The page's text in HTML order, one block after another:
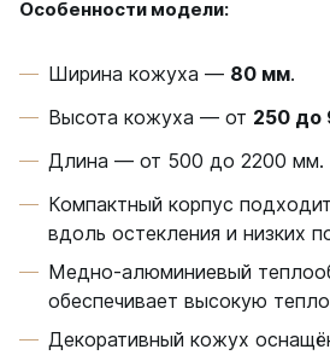
Quadrum 30 H
Quadrum 40 H
Quadrum 50 H
Quadrum 50 V
Quadrum 60 V
Quadrum NEO
Quadrum Neo 50 V
Особенности модели:
Ширина кожуха — 80 мм.
Высота кожуха — от 250 до
Длина — от 500 до 2200 мм.
Компактный корпус
вдоль остекления и низких
Медно-алюминиевый
обеспечивает высокую
Декоративный кожух